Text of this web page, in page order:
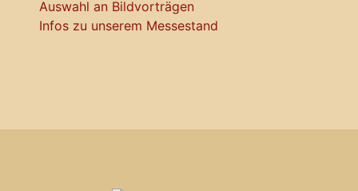
Auswahl an Bildvorträgen
Infos zu unserem Messestand